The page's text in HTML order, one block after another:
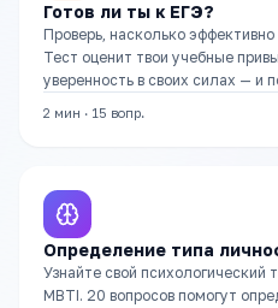
Готов ли ты к ЕГЭ?
Проверь, насколько
Тест оценит твои учебные
уверенность в своих силах — и
2 мин · 15 вопр.
Определение типа
Узнайте свой
MBTI. 20 вопросов помогут